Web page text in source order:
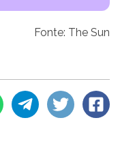
Fonte: The Sun